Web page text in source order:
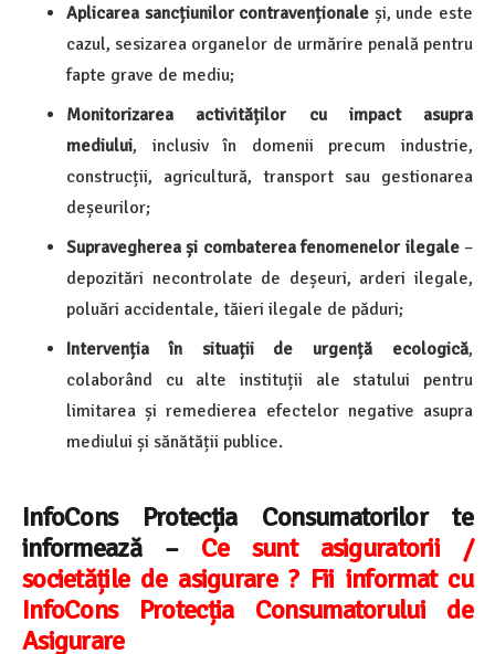
Aplicarea sancțiunilor contravenționale și, unde este
cazul, sesizarea organelor de urmărire penală pentru
fapte grave de mediu;
Monitorizarea activităților cu impact asupra
mediului, inclusiv în domenii precum industrie,
construcții, agricultură, transport sau gestionarea
deșeurilor;
Supravegherea și combaterea fenomenelor ilegale–
depozitări necontrolate de deșeuri, arderi ilegale,
poluări accidentale, tăieri ilegale de păduri;
Intervenția în situații de urgență ecologică,
colaborând cu alte instituții ale statului pentru
limitarea și remedierea efectelor negative asupra
mediului și sănătății publice.
InfoCons Protecția Consumatorilor te
informează – Ce sunt asiguratorii /
societățile de asigurare ? Fii informat cu
InfoCons Protecția Consumatorului de
Asigurare